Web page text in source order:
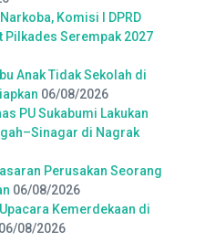
Komisi I DPRD
Pilkades Serempak 2027
Anak Tidak Sekolah di
06/08/2026
PU Sukabumi Lakukan
di Nagrak
Perusakan Seorang
06/08/2026
Kemerdekaan di
06/08/2026